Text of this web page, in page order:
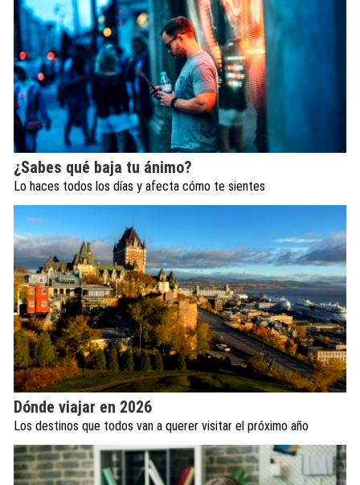
¿Sabes qué baja tu ánimo?
Lo haces todos los días y afecta cómo te sientes
Dónde viajar en 2026
Los destinos que todos van a querer visitar el próximo año